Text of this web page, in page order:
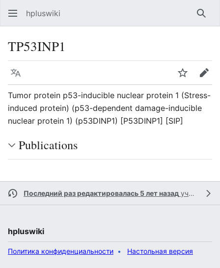
hpluswiki
TP53INP1
Язык Следить
Tumor protein p53-inducible nuclear protein 1 (Stress-
induced protein) (p53-dependent damage-inducible
nuclear protein 1) (p53DINP1) [P53DINP1] [SIP]
Publications
Последний раз редактировалась 5 лет назад участником
hpluswiki
Политика конфиденциальности Настольная версия